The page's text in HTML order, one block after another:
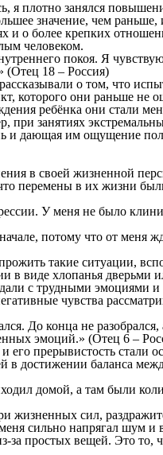
я плотно занялся
значение, чем раньше,
и о более крепких
человеком.
покоя. Я
(Отец 18 – Россия)
о том, что
которого они раньше
ребёнка они стали
при занятиях
и дающая им ощущение
в своей жизненной
перемены в их жизни
У меня не было
потому что от меня
такие ситуации,
в виде хлопанья
с трудными
чувства
До конца не
эмоций.» (Отец 6 –
его прерывистость
в достижении баланса
домой, а там были
жизненных сил,
сильно напрягал шум
простых вещей. Это то,